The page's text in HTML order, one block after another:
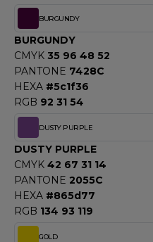
SERIE
BURGUNDY
BURGUNDY
CMYK 35 96 48 52
PANTONE 7428C
HEXA #5c1f36
RGB 92 31 54
DUSTY PURPLE
DUSTY PURPLE
CMYK 42 67 31 14
PANTONE 2055C
HEXA #865d77
RGB 134 93 119
GOLD